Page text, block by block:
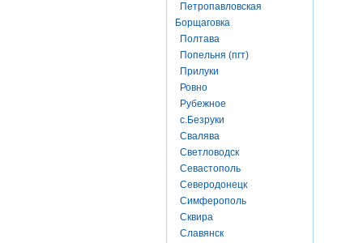
Петропавловская
Борщаговка
Полтава
Попельня (пгт)
Прилуки
Ровно
Рубежное
с.Безруки
Свалява
Светловодск
Севастополь
Северодонецк
Симферополь
Сквира
Славянск